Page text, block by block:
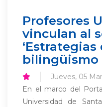
Profesores
vinculan al
bilingüismo
Jueves, 05
En el marco del
Universidad de